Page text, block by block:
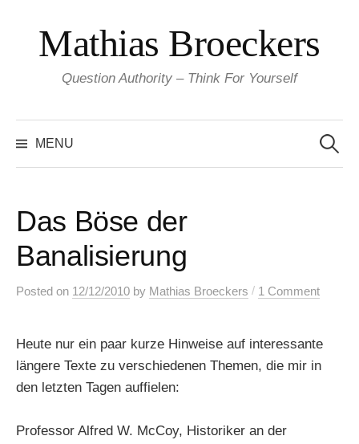
content
Mathias Broeckers
Question Authority – Think For Yourself
MENU
for:
Das Böse der
Banalisierung
Posted on 12/12/2010 by Mathias Broeckers / 1 Comment
Heute nur ein paar kurze Hinweise auf interessante
längere Texte zu verschiedenen Themen, die mir in
den letzten Tagen auffielen:
Professor Alfred W. McCoy, Historiker an der